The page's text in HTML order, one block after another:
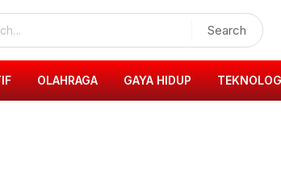
Search
OLAHRAGA GAYA HIDUP